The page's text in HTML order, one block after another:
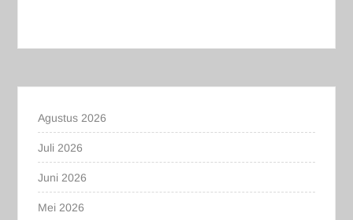
Agustus 2026
Juli 2026
Juni 2026
Mei 2026